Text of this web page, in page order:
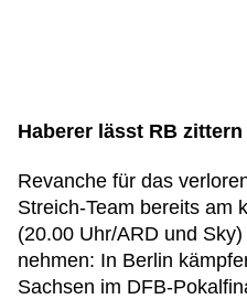
Haberer lässt RB zittern
Revanche für das
Streich-Team bereits am
(20.00 Uhr/ARD und
nehmen: In Berlin
Sachsen im DFB-